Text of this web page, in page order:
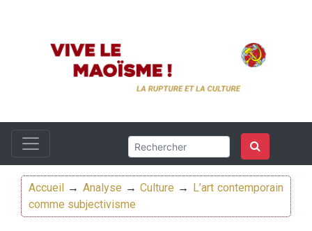
Accueil → Analyse →Culture →
L’art contemporain
comme subjectivisme